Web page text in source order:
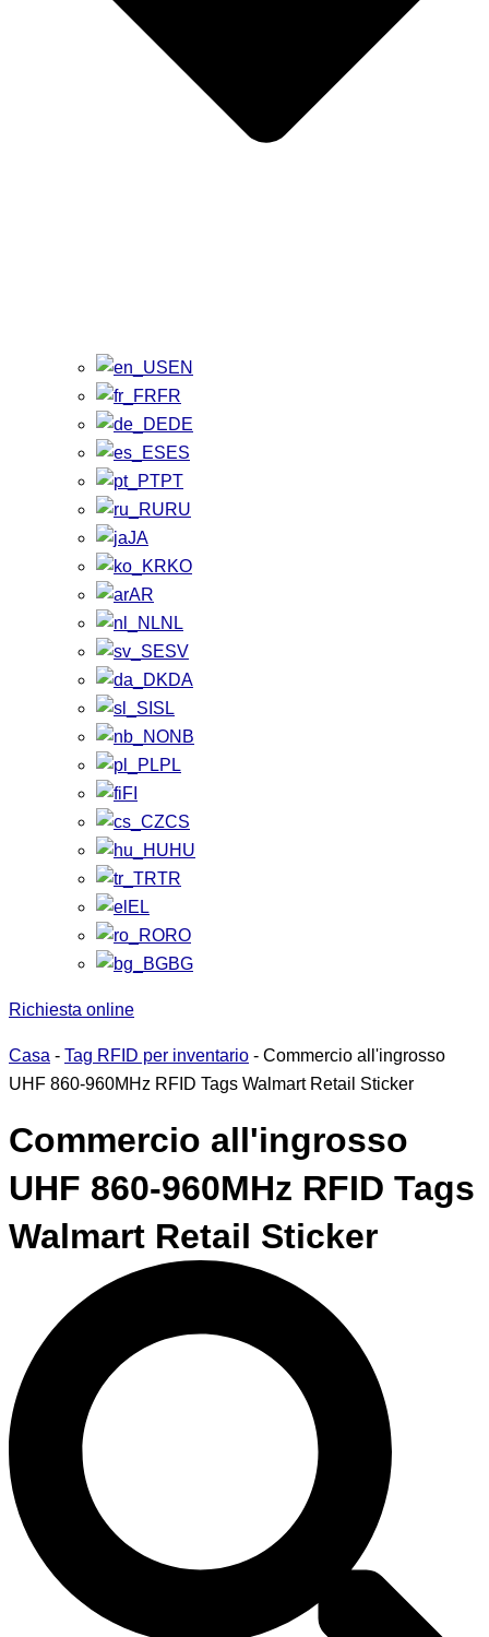
EN
FR
DE
ES
PT
RU
JA
KO
AR
NL
SV
DA
SL
NB
PL
FI
CS
HU
TR
EL
RO
BG
Richiesta online
Casa - Tag RFID per inventario - Commercio all'ingrosso
UHF 860-960MHz RFID Tags Walmart Retail Sticker
Commercio all'ingrosso
UHF 860-960MHz RFID Tags
Walmart Retail Sticker